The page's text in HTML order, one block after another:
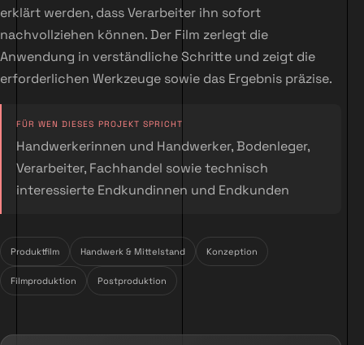
erklärt werden, dass Verarbeiter ihn sofort
nachvollziehen können. Der Film zerlegt die
Anwendung in verständliche Schritte und zeigt die
erforderlichen Werkzeuge sowie das Ergebnis präzise.
FÜR WEN DIESES PROJEKT SPRICHT
Handwerkerinnen und Handwerker, Bodenleger,
Verarbeiter, Fachhandel sowie technisch
interessierte Endkundinnen und Endkunden
Produktfilm Handwerk & Mittelstand Konzeption
Filmproduktion Postproduktion